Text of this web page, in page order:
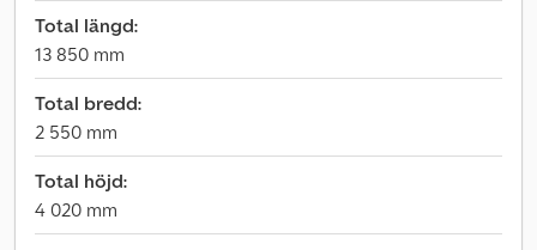
Total längd:
13 850 mm
Total bredd:
2 550 mm
Total höjd:
4 020 mm